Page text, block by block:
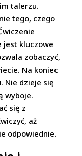
talerzu.
tego, czego
jest kluczowe
zobaczyć,
Na koniec
Nie dzieje się
wyboje.
się z
aż
odpowiednie.